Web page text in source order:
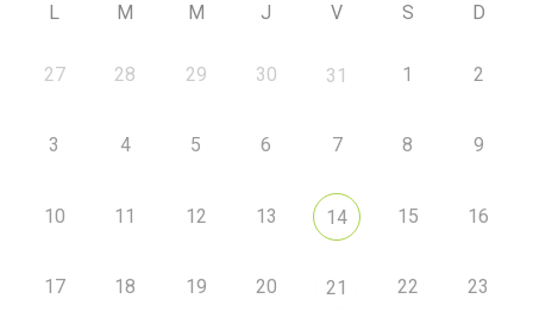
L M M J V S D
27 28 29 30 31 1 2
3 4 5 6 7 8 9
10 11 12 13 14 15 16
17 18 19 20 21 22 23